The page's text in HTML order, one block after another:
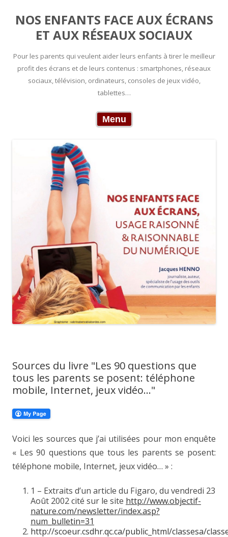
NOS ENFANTS FACE AUX ÉCRANS
ET AUX RÉSEAUX SOCIAUX
Pour les parents qui veulent aider leurs enfants à tirer le meilleur
profit des écrans et de leurs contenus : smartphones, réseaux
sociaux, télévision, ordinateurs, consoles de jeux vidéo,
tablettes…
Menu
Sources du livre "Les 90 questions que
tous les parents se posent: téléphone
mobile, Internet, jeux vidéo…"
Voici les sources que j’ai utilisées pour mon enquête
« Les 90 questions que tous les parents se posent:
téléphone mobile, Internet, jeux vidéo… » :
1 – Extraits d’un article du Figaro, du vendredi 23
Août 2002 cité sur le site http://www.objectif-
nature.com/newsletter/index.asp?
num_bulletin=31
http://scoeur.csdhr.qc.ca/public_html/classesa/